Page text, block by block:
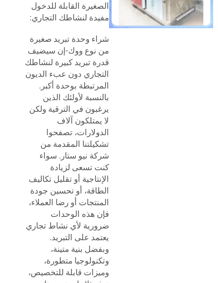
الصغيرة القابلة للدخول
مفيدة لنشاطك التجاري:
شراء وحدة تبريد صغيرة
من نوع ووك-إن سيضيف
قدرة تبريد كبيرة لنشاطك
التجاري دون عبء الديون
المرتبطة بوحدة أكبر.
بالنسبة لأولئك الذين
يرغبون في الترقية ولكن
لا يمتلكون آلاف
الدولارات، تصفحوا
تشكيلتنا المقدمة من
شركة نيو ستار. سواء
كنت تسعى لزيادة
الإنتاجية أو تقليل تكاليف
الطاقة، أو تحسين جودة
المنتجات أو رضا العملاء،
فإن هذه الوحدات
ضرورية لأي نشاط تجاري
يعتمد على التبريد.
وبفضل بنية متينة،
وتكنولوجيا متطورة،
وميزات قابلة للتخصيص،